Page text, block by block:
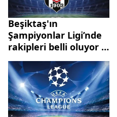
Beşiktaş'ın
Şampiyonlar Ligi’nde
rakipleri belli oluyor |
UEFA Şampiyonlar
Ligi’nde grup kuraları
İstanbul’da çekilecek